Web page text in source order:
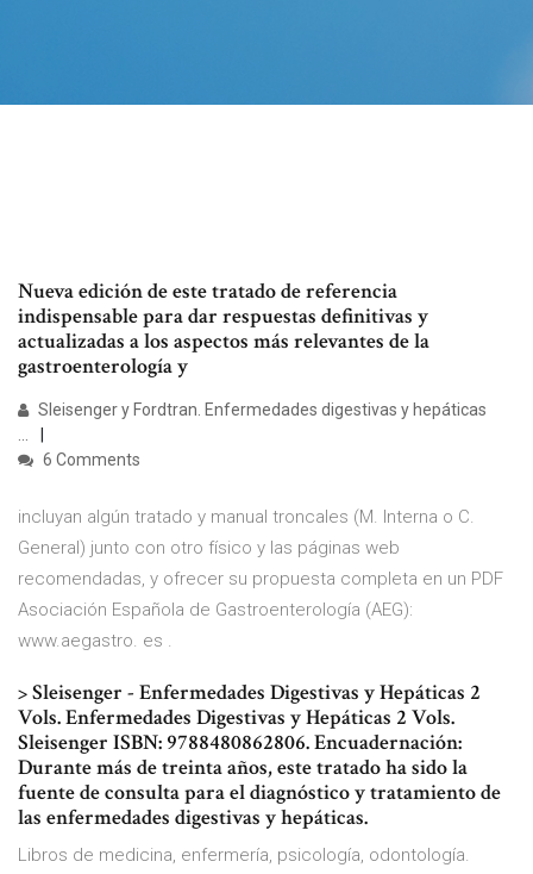
Nueva edición de este tratado de referencia
indispensable para dar respuestas definitivas y
actualizadas a los aspectos más relevantes de la
gastroenterología y
Sleisenger y Fordtran. Enfermedades digestivas y hepáticas
...
6 Comments
incluyan algún tratado y manual troncales (M. Interna o C.
General) junto con otro físico y las páginas web
recomendadas, y ofrecer su propuesta completa en un PDF
Asociación Española de Gastroenterología (AEG):
www.aegastro. es .
> Sleisenger - Enfermedades Digestivas y Hepáticas 2
Vols. Enfermedades Digestivas y Hepáticas 2 Vols.
Sleisenger ISBN: 9788480862806. Encuadernación:
Durante más de treinta años, este tratado ha sido la
fuente de consulta para el diagnóstico y tratamiento de
las enfermedades digestivas y hepáticas.
Libros de medicina, enfermería, psicología, odontología.